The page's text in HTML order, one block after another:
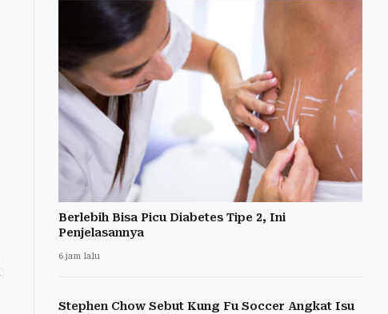
Berlebih Bisa Picu Diabetes Tipe 2, Ini
Penjelasannya
6 jam lalu
Stephen Chow Sebut Kung Fu Soccer Angkat Isu